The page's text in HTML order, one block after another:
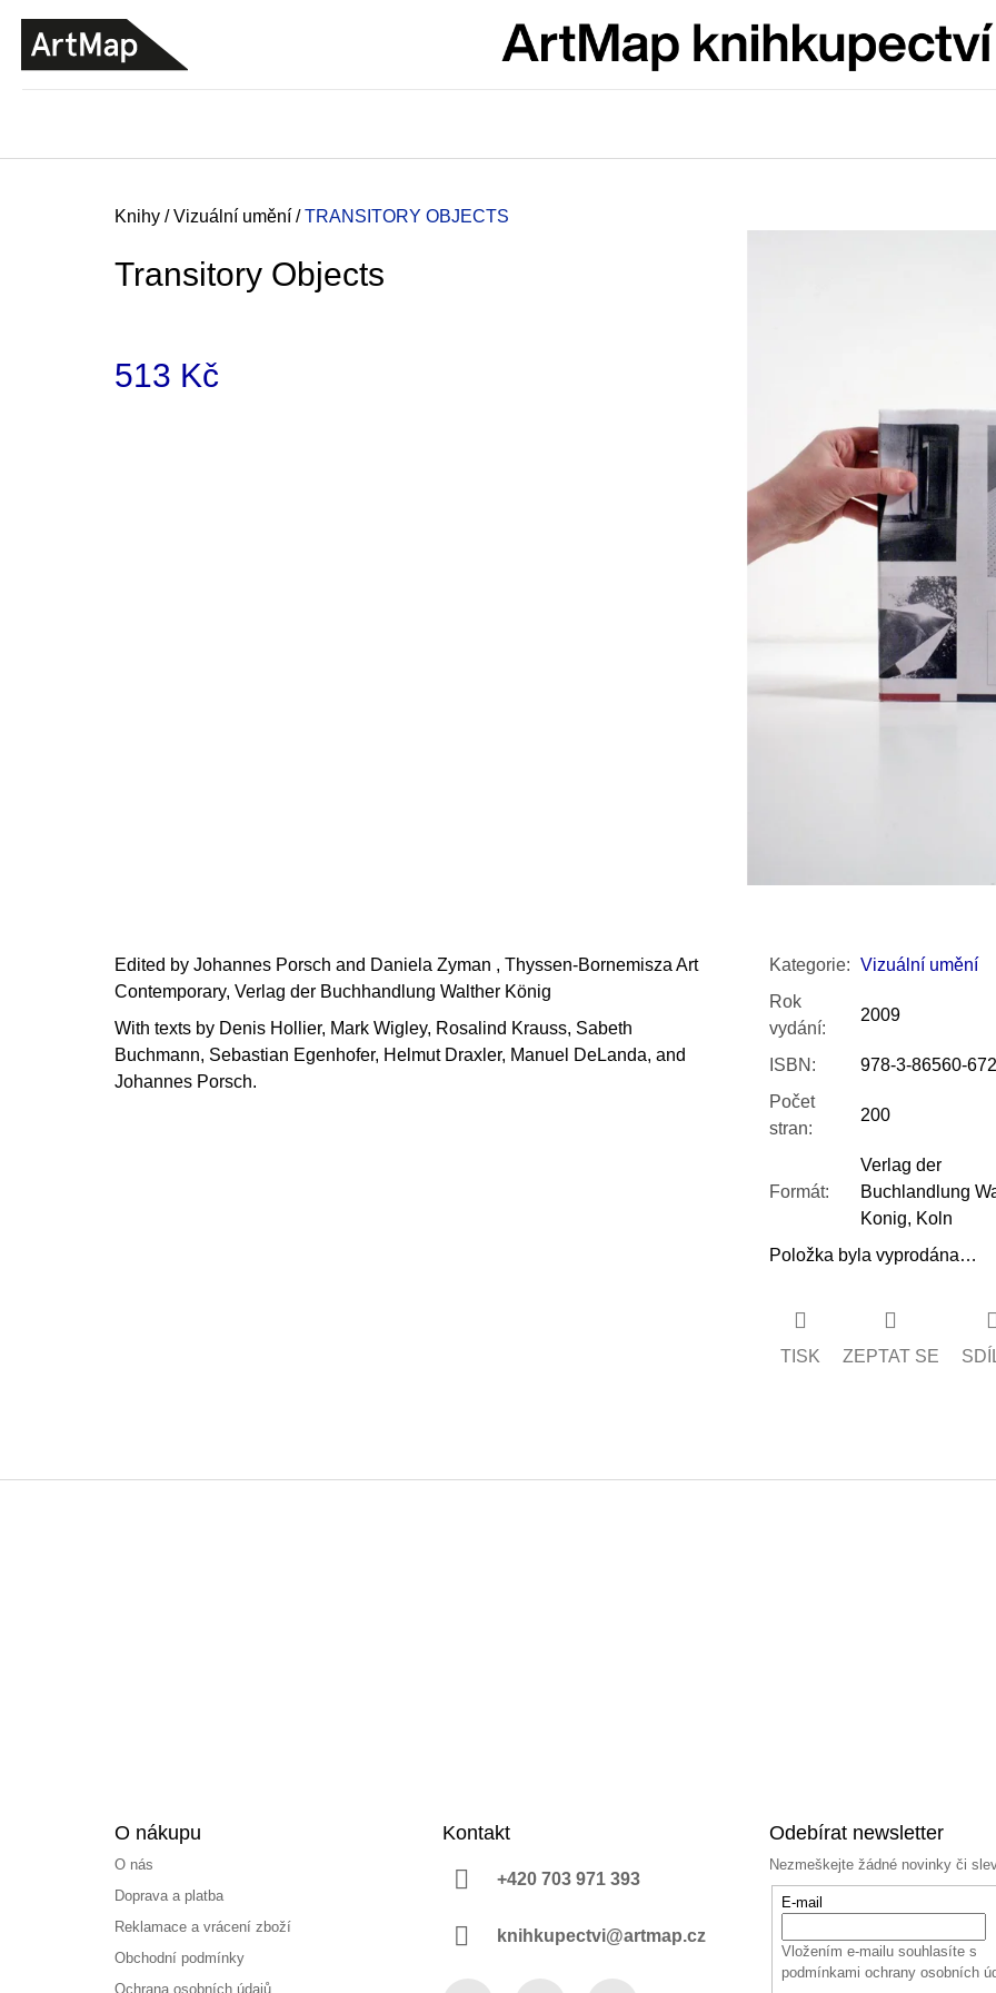
Domů
Knihy / Vizuální umění / TRANSITORY OBJECTS
Transitory Objects
513 Kč
Edited by Johannes Porsch and Daniela Zyman , Thyssen-Bornemisza Art
Contemporary, Verlag der Buchhandlung Walther König
With texts by Denis Hollier, Mark Wigley, Rosalind Krauss, Sabeth
Buchmann, Sebastian Egenhofer, Helmut Draxler, Manuel DeLanda, and
Johannes Porsch.
Kategorie: Vizuální umění
Rok
vydání:
2009
ISBN :
978-3-86560-
Počet
stran:
200
Formát:
Verlag der
Buchlandlung
Konig, Koln
Položka byla vyprodána…
TISK ZEPTAT SE
ZPĚT
DO
OBCHODU
ZPĚT
DO
OBCHODU
VÝVAR
NEJEN
300 Kč
Původně:
350
O nákupu
O nás
Doprava a platba
Reklamace a vrácení zboží
Obchodní podmínky
Ochrana osobních údajů
Kontakt
+420 703 971 393
knihkupectvi@artmap.cz
Odebírat newsletter
Nezmeškejte žádné novinky či
E-mail
Vložením e-mailu souhlasíte s
podmínkami ochrany osobních